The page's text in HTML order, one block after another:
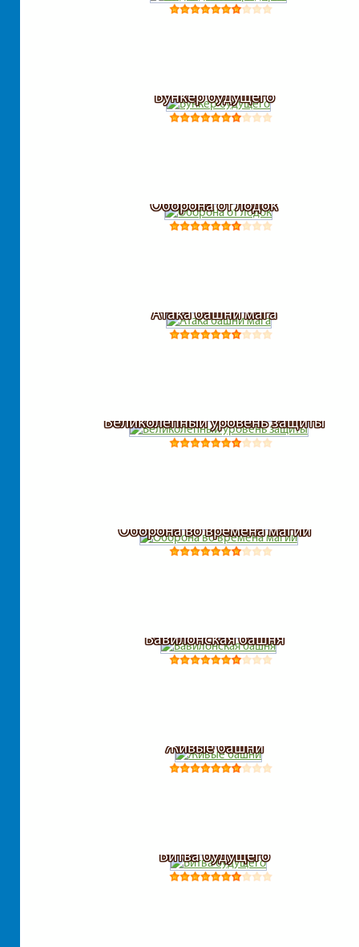
Бункер будущего
Оборона от лодок
Атака башни мага
Великолепный уровень защиты
Оборона во времена магии
Вавилонская башня
Живые башни
Битва будущего